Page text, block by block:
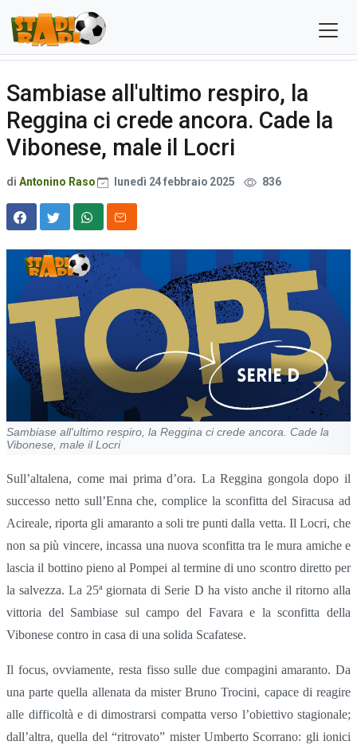
Sambiase all'ultimo respiro, la
Reggina ci crede ancora. Cade la
Vibonese, male il Locri
di Antonino Raso lunedì 24 febbraio 2025 836
Sambiase all'ultimo respiro, la Reggina ci crede ancora. Cade la
Vibonese, male il Locri
Sull’altalena, come mai prima d’ora. La Reggina gongola dopo il
successo netto sull’Enna che, complice la sconfitta del Siracusa ad
Acireale, riporta gli amaranto a soli tre punti dalla vetta. Il Locri, che
non sa più vincere, incassa una nuova sconfitta tra le mura amiche e
lascia il bottino pieno al Pompei al termine di uno scontro diretto per
la salvezza. La 25ª giornata di Serie D ha visto anche il ritorno alla
vittoria del Sambiase sul campo del Favara e la sconfitta della
Vibonese contro in casa di una solida Scafatese.
Il focus, ovviamente, resta fisso sulle due compagini amaranto. Da
una parte quella allenata da mister Bruno Trocini, capace di reagire
alle difficoltà e di dimostrarsi compatta verso l’obiettivo stagionale;
dall’altra, quella del “ritrovato” mister Umberto Scorrano: gli ionici